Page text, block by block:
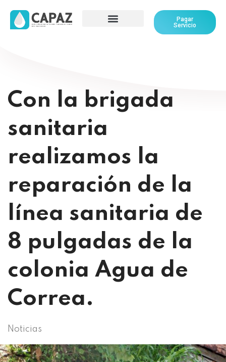
Pagar
Servicio
Con la brigada
sanitaria
realizamos la
reparación de la
línea sanitaria de
8 pulgadas de la
colonia Agua de
Correa.
Noticias